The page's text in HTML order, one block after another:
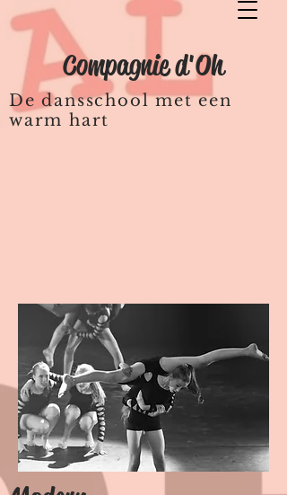
Compagnie d'Oh
De dansschool met een
warm hart